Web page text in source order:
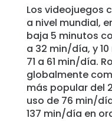
Los videojuegos
a nivel mundial,
baja 5 minutos
a 32 min/día, y
71 a 61 min/día.
globalmente
más popular del
uso de 76 min/
137 min/día en